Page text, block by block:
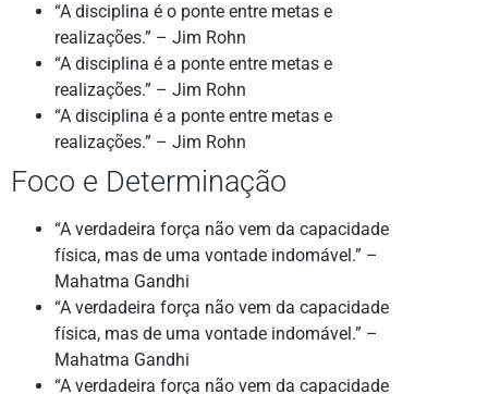
“A disciplina é o ponte entre metas e
realizações.” – Jim Rohn
“A disciplina é a ponte entre metas e
realizações.” – Jim Rohn
“A disciplina é a ponte entre metas e
realizações.” – Jim Rohn
Foco e Determinação
“A verdadeira força não vem da capacidade
física, mas de uma vontade indomável.” –
Mahatma Gandhi
“A verdadeira força não vem da capacidade
física, mas de uma vontade indomável.” –
Mahatma Gandhi
“A verdadeira força não vem da capacidade